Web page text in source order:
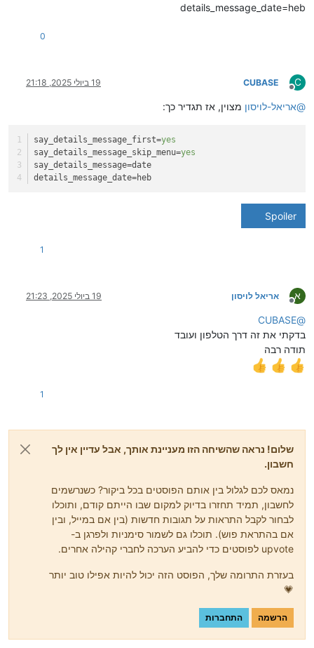
details_message_date=heb
0
C
מנותק
CUBASE 19 ביולי 2025, 21:18
@אריאל-לויסון מצוין, אז תגדיר כך:
say_details_message_first=yes
say_details_message_skip_menu=yes
say_details_message=date
details_message_date=heb
Spoiler
1
א
מנותק
אריאל לויסון 19 ביולי 2025, 21:23
@
CUBASE
בדקתי את זה דרך הטלפון ועובד
תודה רבה
1
שלום! נראה שהשיחה הזו מעניינת אותך, אבל עדיין אין לך
חשבון.
נמאס לכם לגלול בין אותם הפוסטים בכל ביקור? כשנרשמים
לחשבון, תמיד תחזרו בדיוק למקום שבו הייתם קודם, ותוכלו
לבחור לקבל התראות על תגובות חדשות (בין אם במייל, ובין
אם בהתראת פוש). תוכלו גם לשמור סימניות ולפרגן ב-
upvote לפוסטים כדי להביע הערכה לחברי קהילה אחרים.
בעזרת התרומה שלך, הפוסט הזה יכול להיות אפילו טוב יותר
💗
הרשמה התחברות